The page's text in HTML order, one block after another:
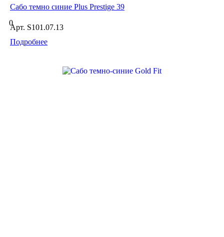
Сабо темно синие Plus Prestige 39
0
Арт. S101.07.13
Подробнее